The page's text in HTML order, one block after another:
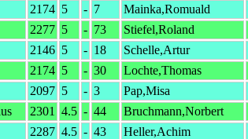
2174 5 - 7 Mainka,Romuald
2277 5 - 73 Stiefel,Roland
2146 5 - 18 Schelle,Artur
2174 5 - 30 Lochte,Thomas
2097 5 - 3 Pap,Misa
2301 4.5 - 44 Bruchmann,Norbert
2287 4.5 - 43 Heller,Achim